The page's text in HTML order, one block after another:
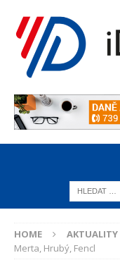
HOME AKTUALITY
Merta, Hrubý, Fencl